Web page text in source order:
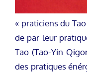
« praticiens du
de par leur
Tao (Tao-Yin
des pratiques